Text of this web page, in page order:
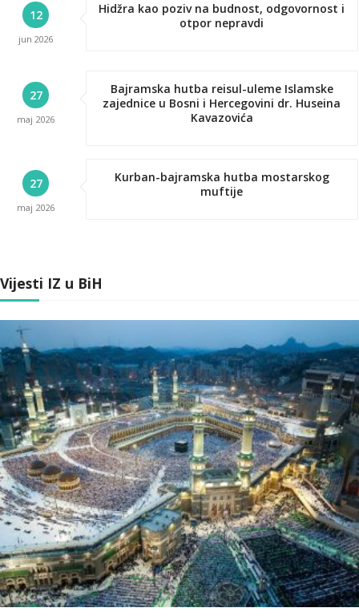
12
jun 2026
Hidžra kao poziv na budnost, odgovornost i
otpor nepravdi
27
maj 2026
Bajramska hutba reisul-uleme Islamske
zajednice u Bosni i Hercegovini dr. Huseina
Kavazovića
27
maj 2026
Kurban-bajramska hutba mostarskog
muftije
Vijesti IZ u BiH